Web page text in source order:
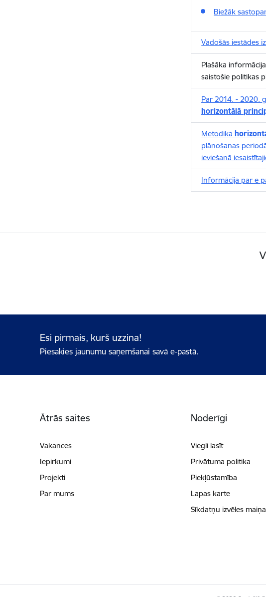
Biežāk
Vadošās iestādes
Plašāka
saistošie politikas
Par 2014. - 2020.
horizontālā
Metodika
plānošanas
ieviešanā
Informācija par e
Esi pirmais, kurš uzzina!
Piesakies jaunumu saņemšanai savā e-pastā.
Ātrās saites
Vakances
Iepirkumi
Projekti
Par mums
Noderīgi
Viegli lasīt
Privātuma politika
Piekļūstamība
Lapas karte
Sīkdatņu izvēles maiņa